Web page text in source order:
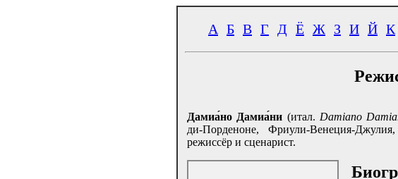
А Б В Г Д Ё Ж З И Й К
Дамиа́но Дамиа́ни (итал. Damiano
ди-Порденоне, Фриули-Венеция-
режиссёр и сценарист.